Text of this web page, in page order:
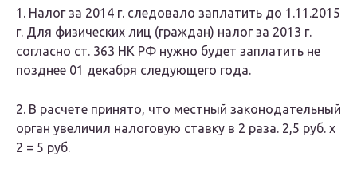
1. Налог за 2014 г. следовало заплатить до 1.11.2015
г. Для физических лиц (граждан) налог за 2013 г.
согласно ст. 363 НК РФ нужно будет заплатить не
позднее 01 декабря следующего года.
2. В расчете принято, что местный законодательный
орган увеличил налоговую ставку в 2 раза. 2,5 руб. х
2 = 5 руб.